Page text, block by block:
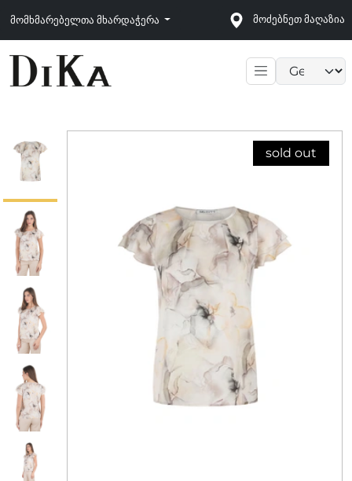
მომხმარებელთა მხარდაჭერა მოძებნეთ მაღაზია
sold out